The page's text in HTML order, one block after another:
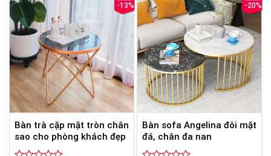
-13%
Bàn trà cặp mặt tròn chân
sao cho phòng khách đẹp
-20%
Bàn sofa Angelina đôi mặt
đá, chân đa nan